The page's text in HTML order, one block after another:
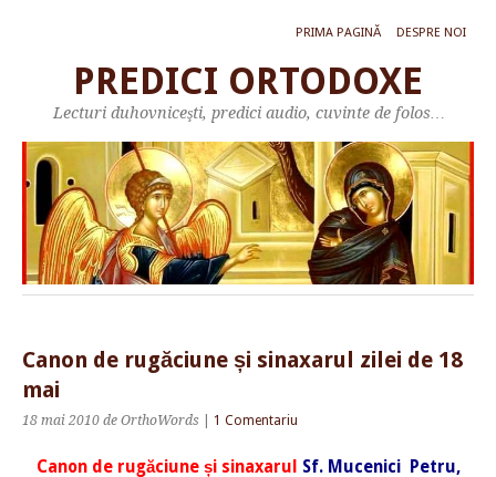
PRIMA PAGINĂ DESPRE NOI
PREDICI ORTODOXE
Lecturi duhovniceşti, predici audio, cuvinte de folos…
Canon de rugăciune și sinaxarul zilei de 18
mai
18 mai 2010 de OrthoWords 1 Comentariu
Canon de rugăciune și sinaxarul Sf. Mucenici Petru,